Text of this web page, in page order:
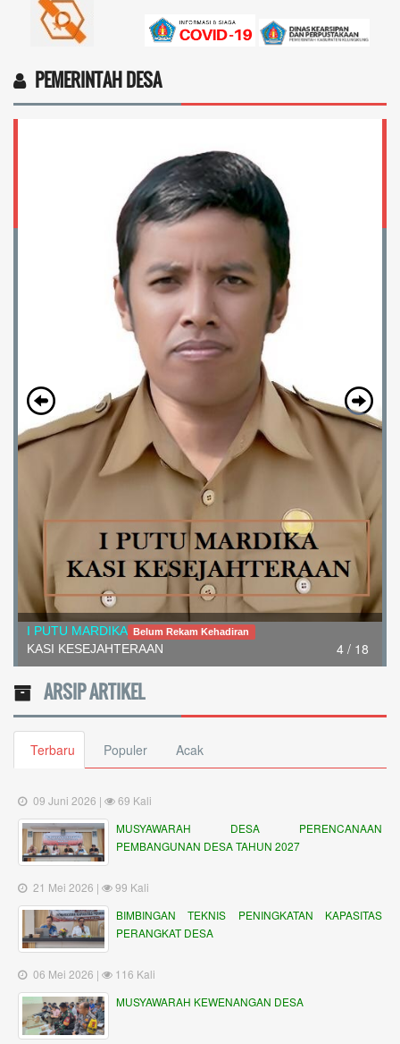
PEMERINTAH DESA
4 / 18
I PUTU MARDIKA Belum Rekam Kehadiran
KASI KESEJAHTERAAN
ARSIP ARTIKEL
Terbaru Populer Acak
09 Juni 2026 |
69 Kali
MUSYAWARAH DESA PERENCANAAN
PEMBANGUNAN DESA TAHUN 2027
21 Mei 2026 |
99 Kali
BIMBINGAN TEKNIS PENINGKATAN KAPASITAS
PERANGKAT DESA
06 Mei 2026 |
116 Kali
MUSYAWARAH KEWENANGAN DESA